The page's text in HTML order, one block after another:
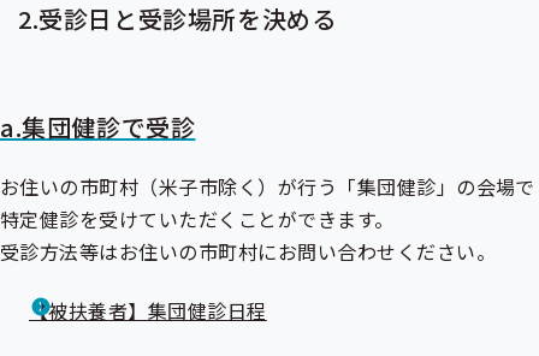
2.受診日と受診場所を決める
a.集団健診で受診
お住いの市町村（米子市除く）が行う「集団健診」の会場で
特定健診を受けていただくことができます。
受診方法等はお住いの市町村にお問い合わせください。
【被扶養者】集団健診日程